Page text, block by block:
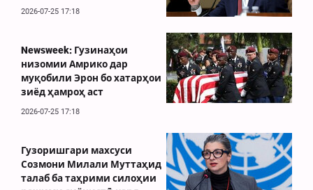
2026-07-25 17:18
Newsweek: Гузинаҳои
низомии Амрико дар
муқобили Эрон бо хатарҳои
зиёд ҳамроҳ аст
2026-07-25 17:18
Гузоришгари махсуси
Созмони Милали Муттаҳид
талаб ба таҳрими силоҳии